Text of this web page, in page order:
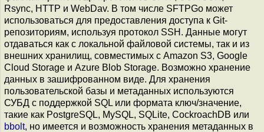
Rsync, HTTP и WebDav. В том числе SFTPGo может
использоваться для предоставления доступа к Git-
репозиториям, используя протокол SSH. Данные могут
отдаваться как с локальной файловой системы, так и из
внешних хранилищ, совместимых с Amazon S3, Google
Cloud Storage и Azure Blob Storage. Возможно хранение
данных в зашифрованном виде. Для хранения
пользовательской базы и метаданных используются
СУБД с поддержкой SQL или формата ключ/значение,
такие как PostgreSQL, MySQL, SQLite, CockroachDB или
bbolt, но имеется и возможность хранения метаданных в